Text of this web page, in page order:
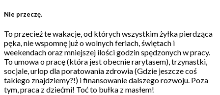
Nie przeczę.
To przecież te wakacje, od których wszystkim żyłka pierdząca
pęka, nie wspomnę już o wolnych feriach, świętach i
weekendach oraz mniejszej ilości godzin spędzonych w pracy.
To umowa o pracę (która jest obecnie rarytasem), trzynastki,
socjale, urlop dla poratowania zdrowia (Gdzie jeszcze coś
takiego znajdziemy?!) i finansowanie dalszego rozwoju. Poza
tym, praca z dziećmi! Toć to bułka z masłem!